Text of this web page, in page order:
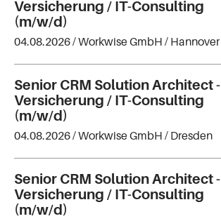
Versicherung / IT-Consulting
(m/w/d)
04.08.2026 /Workwise GmbH / Hannover
Senior CRM Solution Architect -
Versicherung / IT-Consulting
(m/w/d)
04.08.2026 /Workwise GmbH / Dresden
Senior CRM Solution Architect -
Versicherung / IT-Consulting
(m/w/d)